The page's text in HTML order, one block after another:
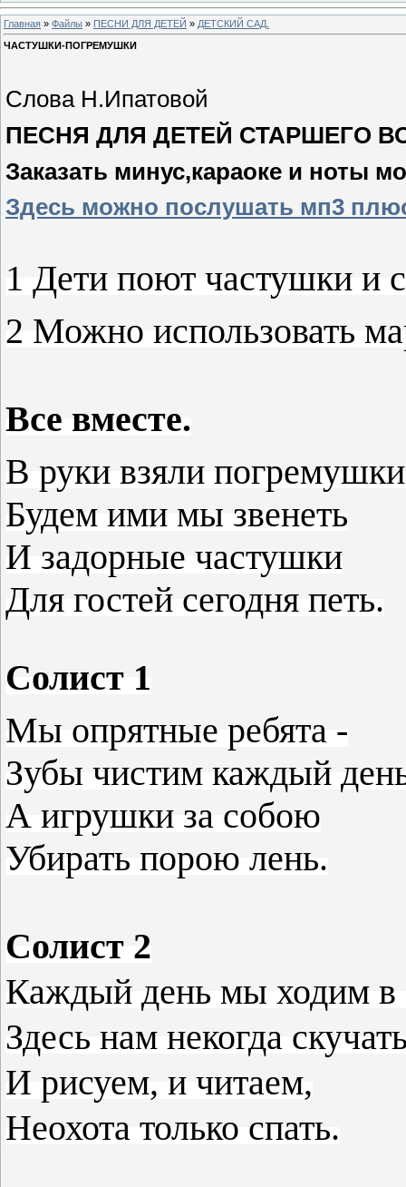
Главная » Файлы » ПЕСНИ ДЛЯ ДЕТЕЙ » ДЕТСКИЙ САД.
ЧАСТУШКИ-ПОГРЕМУШКИ
Слова Н.Ипатовой
ПЕСНЯ ДЛЯ ДЕТЕЙ СТАРШЕГО
Заказать минус,караоке и ноты
Здесь можно послушать мп3
1 Дети поют частушки и
2 Можно использовать
Все вместе.
В руки взяли
Будем ими мы звенеть
И задорные частушки
Для гостей сегодня петь.
Солист 1
Мы опрятные ребята -
Зубы чистим каждый
А игрушки за собою
Убирать порою лень.
Солист 2
Каждый день мы ходим в
Здесь нам некогда
И рисуем, и читаем,
Неохота только спать.